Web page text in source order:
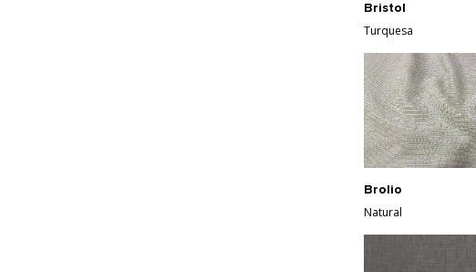
Bristol
Turquesa
Brolio
Natural